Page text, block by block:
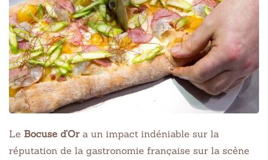
Le Bocuse d’Ora un impact indéniable sur la
réputation de la gastronomie française sur la scène